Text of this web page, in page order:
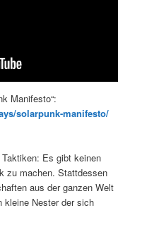
Manifesto“:
solarpunk-manifesto/
Es gibt keinen
zu machen. Stattdessen
aus der ganzen Welt
kleine Nester der sich